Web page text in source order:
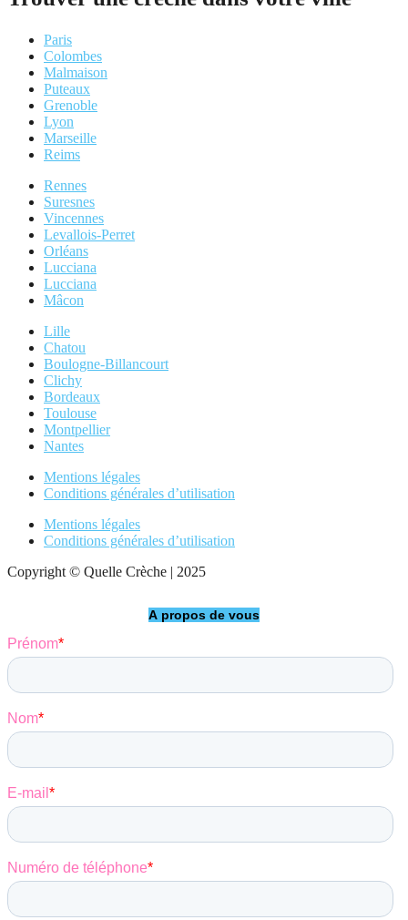
Paris
Colombes
Malmaison
Puteaux
Grenoble
Lyon
Marseille
Reims
Rennes
Suresnes
Vincennes
Levallois-Perret
Orléans
Lucciana
Lucciana
Mâcon
Lille
Chatou
Boulogne-Billancourt
Clichy
Bordeaux
Toulouse
Montpellier
Nantes
Mentions légales
Conditions générales d’utilisation
Mentions légales
Conditions générales d’utilisation
Copyright © Quelle Crèche | 2025